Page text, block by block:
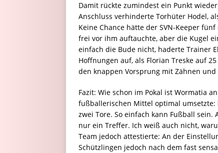
Damit rückte zumindest ein Punkt
Anschluss verhinderte Torhüter Hodel,
Keine Chance hätte der SVN-Keeper
frei vor ihm auftauchte, aber die Kugel
einfach die Bude nicht, haderte Trainer
Hoffnungen auf, als Florian Treske auf
den knappen Vorsprung mit Zähnen
Fazit: Wie schon im Pokal ist Wormatia
fußballerischen Mittel optimal
zwei Tore. So einfach kann Fußball
nur ein Treffer. Ich weiß auch nicht,
Team jedoch attestierte: An der
Schützlingen jedoch nach dem fast